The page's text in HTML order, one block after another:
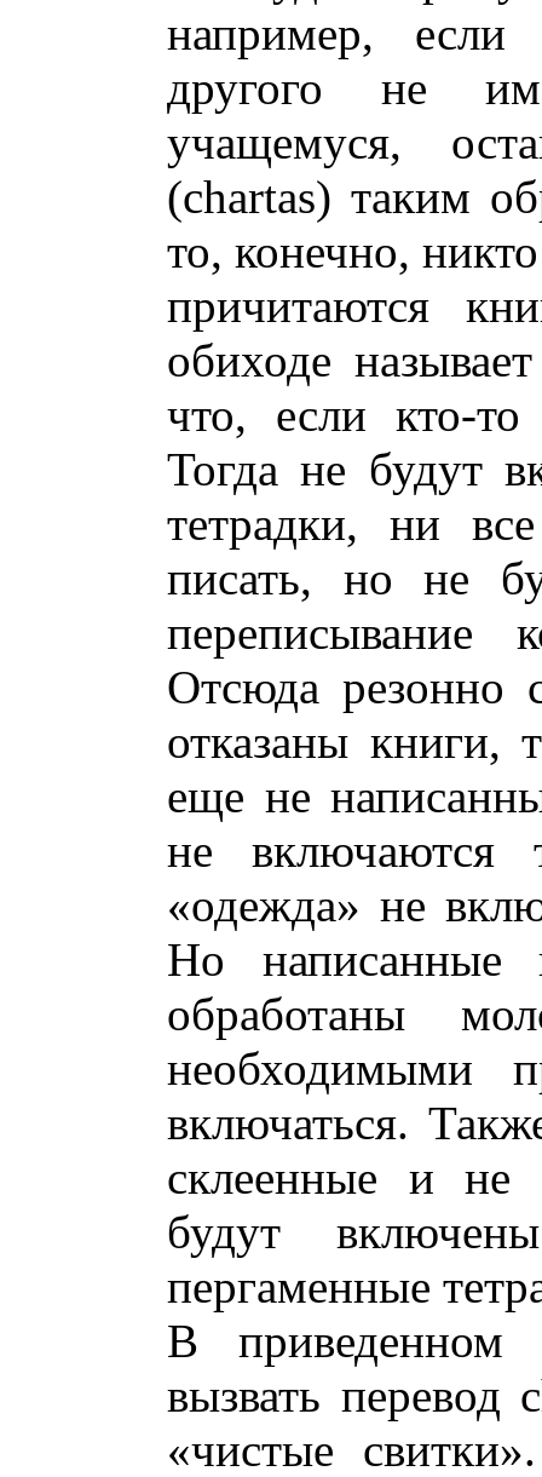
например, если
другого не
учащемуся,
(chartas) таким
то, конечно,
причитаются
обиходе
что, если кто-то
Тогда не будут
тетрадки, ни
писать, но не
переписывание
Отсюда резонно
отказаны книги,
еще не
не
«одежда» не
Но написанные
обработаны
необходимыми
включаться.
склеенные и не
будут
пергаменные
В приведенном
вызвать перевод
«чистые